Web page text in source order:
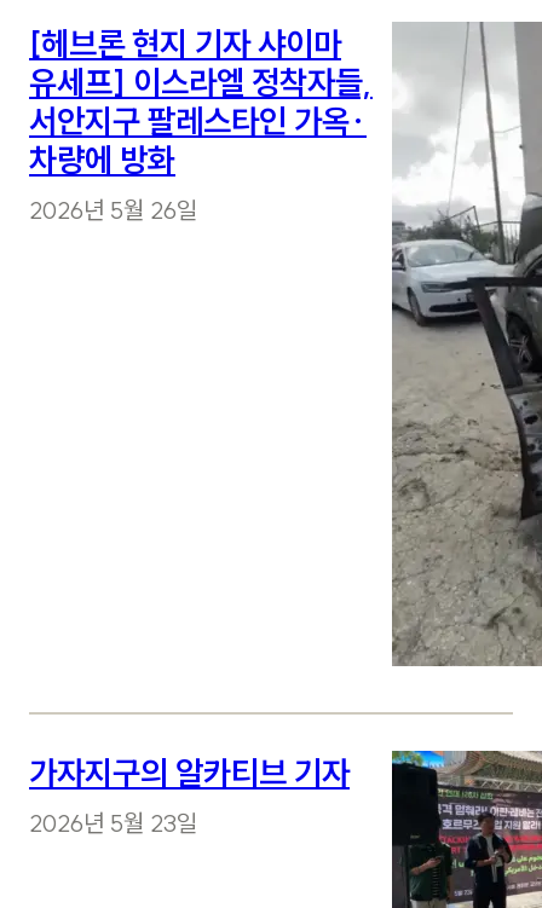
[헤브론 현지 기자 샤이마
유세프] 이스라엘 정착자들,
서안지구 팔레스타인 가옥·
차량에 방화
2026년 5월 26일
가자지구의 알카티브 기자
2026년 5월 23일